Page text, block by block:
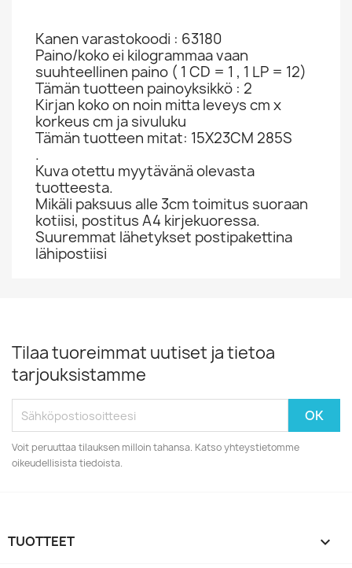
Kanen varastokoodi : 63180
Paino/koko ei kilogrammaa vaan
suuhteellinen paino ( 1 CD = 1 , 1 LP = 12)
Tämän tuotteen painoyksikkö : 2
Kirjan koko on noin mitta leveys cm x
korkeus cm ja sivuluku
Tämän tuotteen mitat: 15X23CM 285S
.
Kuva otettu myytävänä olevasta
tuotteesta.
Mikäli paksuus alle 3cm toimitus suoraan
kotiisi, postitus A4 kirjekuoressa.
Suuremmat lähetykset postipakettina
lähipostiisi
Tilaa tuoreimmat uutiset ja tietoa
tarjouksistamme
Voit peruuttaa tilauksen milloin tahansa. Katso yhteystietomme
oikeudellisista tiedoista.
TUOTTEET 